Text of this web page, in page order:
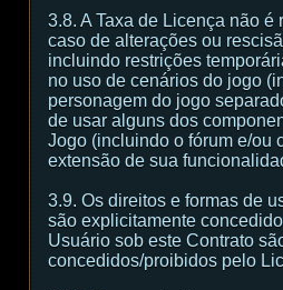
3.8. A Taxa de Licença não é
caso de alterações ou
incluindo restrições
no uso de cenários do jogo
personagem do jogo
de usar alguns dos
Jogo (incluindo o fórum e/ou
extensão de sua
3.9. Os direitos e formas de
são explicitamente
Usuário sob este Contrato
concedidos/proibidos pelo